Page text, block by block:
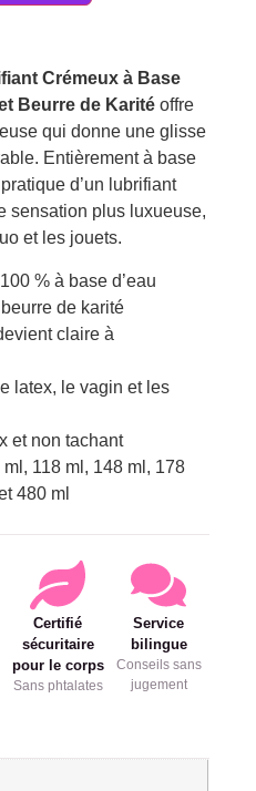
Crémeux à Base
Beurre de Karité offre
qui donne une glisse
Entièrement à base
d’un lubrifiant
sensation plus luxueuse,
et les jouets.
% à base d’eau
de karité
claire à
latex, le vagin et les
et non tachant
118 ml, 148 ml, 178
480 ml
Certifié
sécuritaire
pour le corps
Sans phtalates
Service
bilingue
Conseils sans
jugement